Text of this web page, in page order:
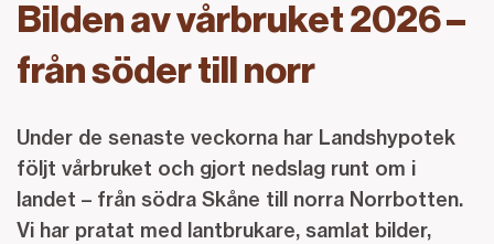
Bilden av vårbruket 2026 –
från söder till norr
Under de senaste veckorna har Landshypotek
följt vårbruket och gjort nedslag runt om i
landet – från södra Skåne till norra Norrbotten.
Vi har pratat med lantbrukare, samlat bilder,